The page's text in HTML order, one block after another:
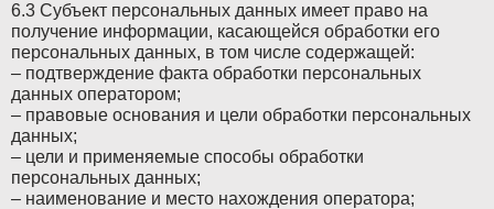
6.3 Субъект персональных данных имеет право на
получение информации, касающейся обработки его
персональных данных, в том числе содержащей:
– подтверждение факта обработки персональных
данных оператором;
– правовые основания и цели обработки персональных
данных;
– цели и применяемые способы обработки
персональных данных;
– наименование и место нахождения оператора;